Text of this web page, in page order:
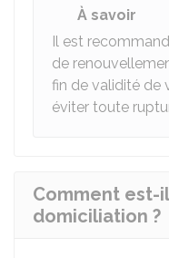
À savoir
Il est
de
fin de validité de
éviter toute
Comment est-
domiciliation ?